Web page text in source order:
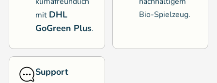
mit DHL
GoGreen Plus.
Bio-Spielzeug.
Support